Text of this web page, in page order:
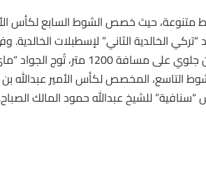
حيث خصص الشوط السابع لكأس
الخالدية الثاني” لإسطبلات الخالدية.
الثامن، المخصص لكأس الأمير فهد بن جلوي على
التاسع، المخصص لكأس الأمير عبدالله